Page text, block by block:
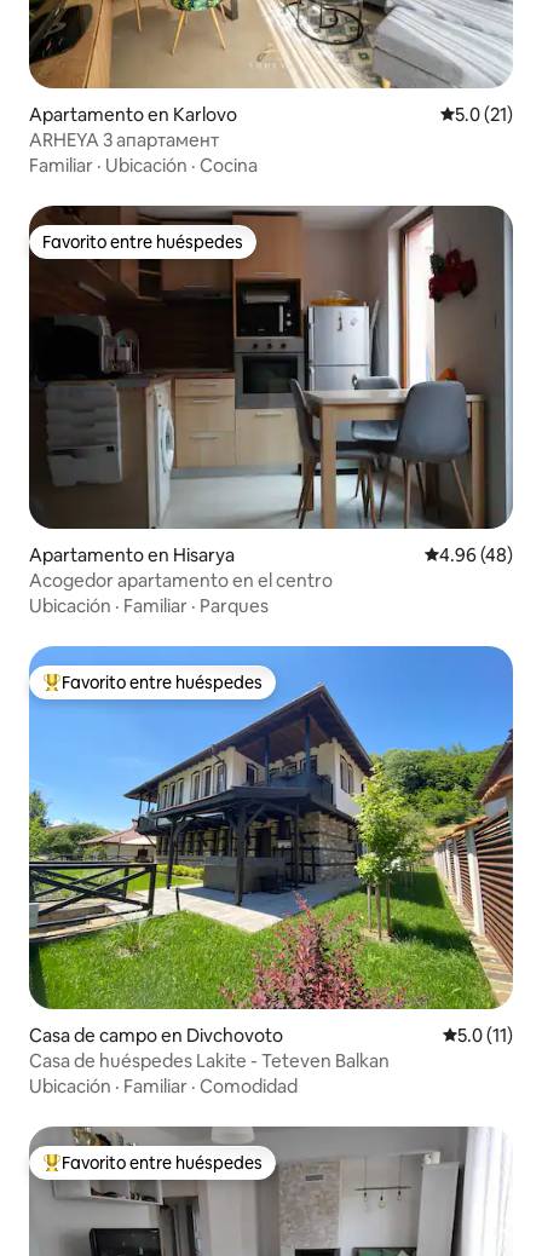
Apartamento en Karlovo Calificación
5.0 (21)
ARHEYA 3 апартамент
Familiar · Ubicación · Cocina
Favorito entre huéspedes
Favorito entre huéspedes
Apartamento en Hisarya Calificación
4.96 (48)
Acogedor apartamento en el centro
Ubicación · Familiar · Parques
Favorito entre huéspedes preferido
Favorito entre huéspedes
Casa de campo en Divchovoto Calificación
5.0 (11)
Casa de huéspedes Lakite - Teteven Balkan
Ubicación · Familiar · Comodidad
Favorito entre huéspedes preferido
Favorito entre huéspedes